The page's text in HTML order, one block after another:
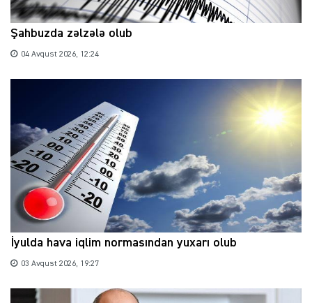
Şahbuzda zəlzələ olub
04 Avqust 2026, 12:24
İyulda hava iqlim normasından yuxarı olub
03 Avqust 2026, 19:27